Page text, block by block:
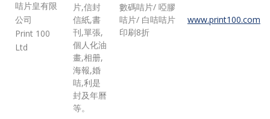
咭片皇有限
公司
Print 100
Ltd
片,信封
信紙,書
刊,單張,
個人化油
畫,相册,
海報,婚
咭,利是
封及年曆
等。
數碼咭片/ 啞膠
咭片/ 白咭咭片
印刷8折
www.print100.com